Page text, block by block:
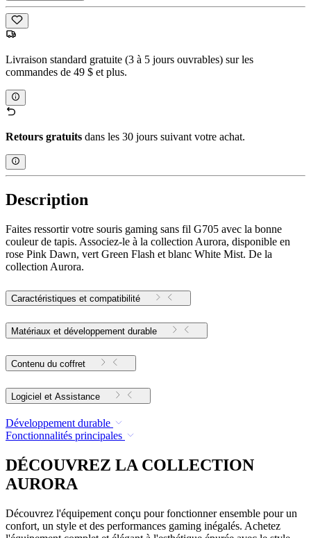
Livraison standard gratuite (3 à 5 jours ouvrables) sur les
commandes de 49 $ et plus.
Retours gratuits dans les 30 jours suivant votre achat.
Description
Faites ressortir votre souris gaming sans fil G705 avec la bonne
couleur de tapis. Associez-le à la collection Aurora, disponible en
rose Pink Dawn, vert Green Flash et blanc White Mist. De la
collection Aurora.
Caractéristiques et compatibilité
Matériaux et développement durable
Contenu du coffret
Logiciel et Assistance
Développement durable
Fonctionnalités principales
DÉCOUVREZ LA COLLECTION
AURORA
Découvrez l'équipement conçu pour fonctionner ensemble pour un
confort, un style et des performances gaming inégalés. Achetez